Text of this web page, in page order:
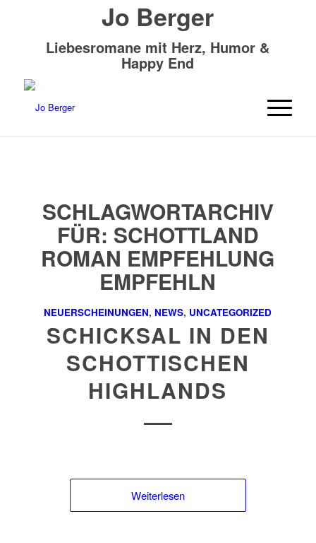
Jo Berger
Liebesromane mit Herz, Humor &
Happy End
SCHLAGWORTARCHIV
FÜR: SCHOTTLAND
ROMAN EMPFEHLUNG
EMPFEHLN
NEUERSCHEINUNGEN, NEWS, UNCATEGORIZED
SCHICKSAL IN DEN
SCHOTTISCHEN
HIGHLANDS
Weiterlesen